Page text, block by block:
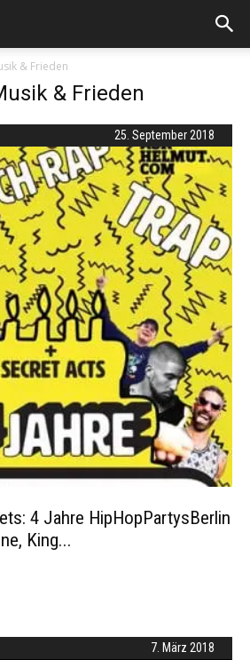
& Frieden
& Frieden
25. September 2018
4 Jahre HipHopPartysBerlin
King...
7. März 2018